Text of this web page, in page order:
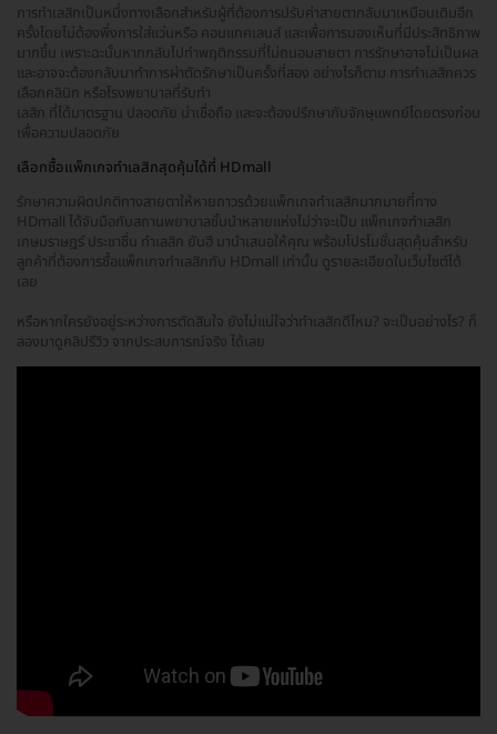
การทำเลสิกเป็นหนึ่งทางเลือกสำหรับผู้ที่ต้องการปรับค่าสายตากลับมาเหมือนเดิมอีก
ครั้งโดยไม่ต้องพึ่งการใส่แว่นหรือ คอนแทคเลนส์ และเพื่อการมองเห็นที่มีประสิทธิภาพ
มากขึ้น เพราะฉะนั้นหากกลับไปทำพฤติกรรมที่ไม่ถนอมสายตา การรักษาอาจไม่เป็นผล
และอาจจะต้องกลับมาทำการผ่าตัดรักษาเป็นครั้งที่สอง อย่างไรก็ตาม การทำเลสิกควร
เลือกคลินิก หรือโรงพยาบาลที่รับทำ
เลสิก ที่ได้มาตรฐาน ปลอดภัย น่าเชื่อถือ และจะต้องปรึกษากับจักษุแพทย์โดยตรงก่อน
เพื่อความปลอดภัย
เลือกซื้อแพ็กเกจทำเลสิกสุดคุ้มได้ที่ HDmall
รักษาความผิดปกติทางสายตาให้หายถาวรด้วยแพ็กเกจทำเลสิกมากมายที่ทาง
HDmall ได้จับมือกับสถานพยาบาลชั้นนำหลายแห่งไม่ว่าจะเป็น แพ็กเกจทำเลสิก
เกษมราษฎร์ ประชาชื่น ทำเลสิก ยันฮี มานำเสนอให้คุณ พร้อมโปรโมชั่นสุดคุ้มสำหรับ
ลูกค้าที่ต้องการซื้อแพ็กเกจทำเลสิกกับ HDmall เท่านั้น ดูรายละเอียดในเว็บไซต์ได้
เลย
หรือหากใครยังอยู่ระหว่างการตัดสินใจ ยังไม่แน่ใจว่าทำเลสิกดีไหม? จะเป็นอย่างไร? ก็
ลองมาดูคลิปรีวิว จากประสบการณ์จริง ได้เลย